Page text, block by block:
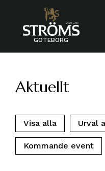
GÖTEBORG
Aktuellt
Visa alla Urval
Kommande event